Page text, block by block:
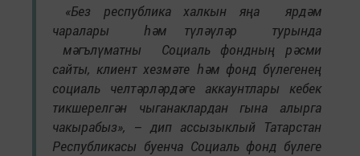
«Без республика халкын яңа ярдәм
чаралары һәм түләүләр турында
мәгълүматны Социаль фондның рәсми
сайты, клиент хезмәте һәм фонд бүлегенең
социаль челтәрләрдәге аккаунтлары кебек
тикшерелгән чыганаклардан гына алырга
чакырабыз», – дип ассызыклый Татарстан
Республикасы буенча Социаль фонд бүлеге